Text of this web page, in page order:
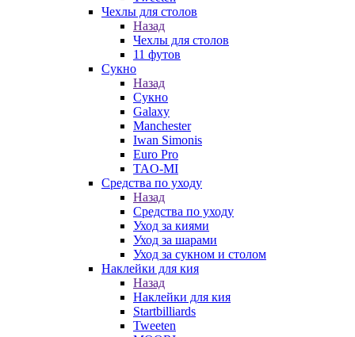
Чехлы для столов
Назад
Чехлы для столов
11 футов
Сукно
Назад
Сукно
Galaxy
Manchester
Iwan Simonis
Euro Pro
TAO-MI
Средства по уходу
Назад
Средства по уходу
Уход за киями
Уход за шарами
Уход за сукном и столом
Наклейки для кия
Назад
Наклейки для кия
Startbilliards
Tweeten